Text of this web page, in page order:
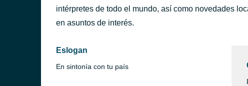
intérpretes de todo el mundo, así como novedades
en asuntos de interés.
Eslogan
En sintonía con tu país